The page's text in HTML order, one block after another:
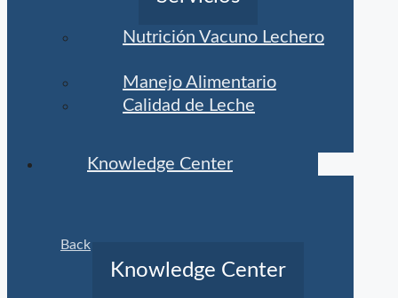
Nutrición Vacuno Lechero
Manejo Alimentario
Calidad de Leche
Knowledge Center
Back
Knowledge Center